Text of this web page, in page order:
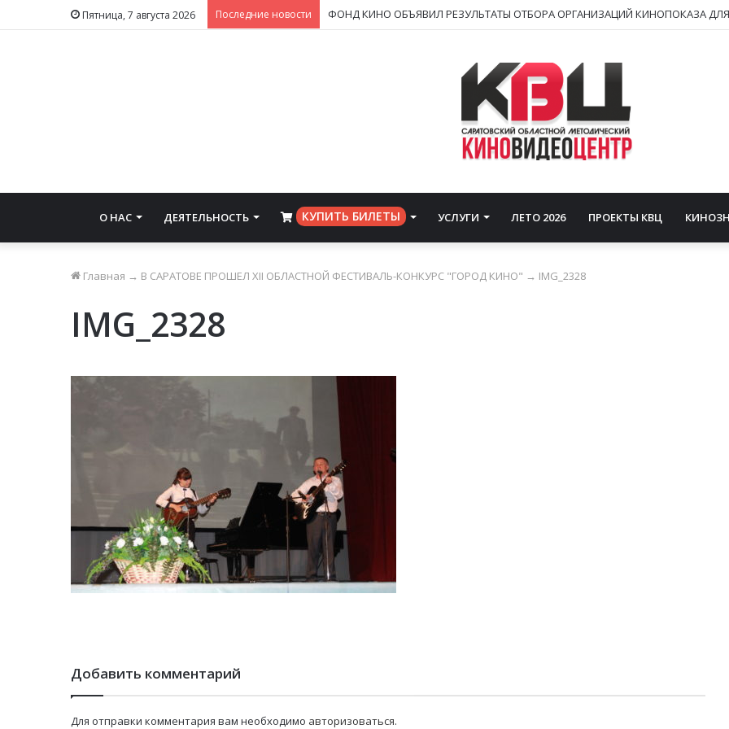
Пятница, 7 августа 2026 Последние новости
О НАС ДЕЯТЕЛЬНОСТЬ ⠀КУПИТЬ БИЛЕТЫ УСЛУГИ ЛЕТО 2026 ПРОЕКТЫ КВЦ
Главная → В САРАТОВЕ ПРОШЕЛ XII ОБЛАСТНОЙ ФЕСТИВАЛЬ-КОНКУРС "ГОРОД КИНО" → IMG_2328
IMG_2328
Добавить комментарий
Для отправки комментария вам необходимо авторизоваться.